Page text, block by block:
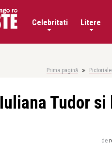
Celebritati Litere
Prima pagină Pictoriale
Iuliana Tudor
de